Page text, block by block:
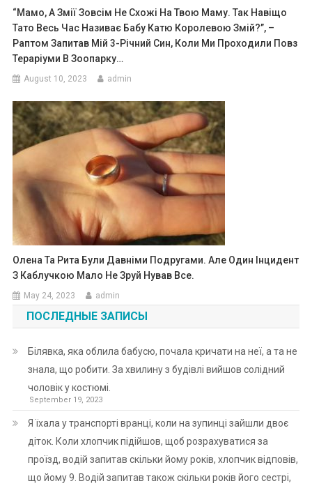
“Мамо, А Змії Зовсім Не Схожі На Твою Маму. Так Навіщо
Тато Весь Час Називає Бабу Катю Королевою Змій?”, –
Раптом Запитав Мій 3-Річний Син, Коли Ми Проходили Повз
Тераріуми В Зоопарку…
August 10, 2023 admin
Олена Та Рита Були Давніми Подругами. Але Один Інцидент
З Каблучкою Мало Не Зруй Нував Все.
May 24, 2023 admin
ПОСЛЕДНЫЕ ЗАПИСЫ
Білявка, яка облила бабусю, почала кричати на неї, а та не
знала, що робити. За хвилину з будівлі вийшов солідний
чоловік у костюмі.
September 19, 2023
Я їхала у транспорті вранці, коли на зупинці зайшли двоє
діток. Коли хлопчик підійшов, щоб розрахуватися за
проїзд, водій запитав скільки йому років, хлопчик відповів,
що йому 9. Водій запитав також скільки років його сестрі,